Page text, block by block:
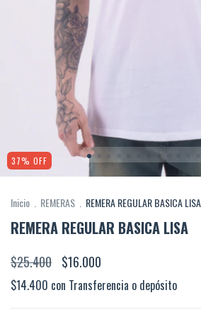
37% OFF
Inicio REMERAS REMERA REGULAR BASICA LISA
REMERA REGULAR BASICA LISA
$25.400 $16.000
$14.400 con Transferencia o depósito